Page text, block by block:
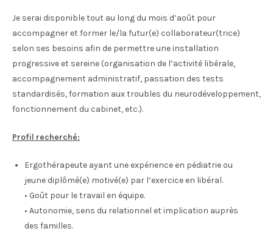
Je serai disponible tout au long du mois d’août pour
accompagner et former le/la futur(e) collaborateur(trice)
selon ses besoins afin de permettre une installation
progressive et sereine (organisation de l’activité libérale,
accompagnement administratif, passation des tests
standardisés, formation aux troubles du neurodéveloppement,
fonctionnement du cabinet, etc.).
Profil recherché:
Ergothérapeute ayant une expérience en pédiatrie ou
jeune diplômé(e) motivé(e) par l’exercice en libéral.
• Goût pour le travail en équipe.
• Autonomie, sens du relationnel et implication auprès
des familles.